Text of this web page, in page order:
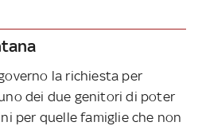
la richiesta per
dei due genitori di poter
per quelle famiglie che non